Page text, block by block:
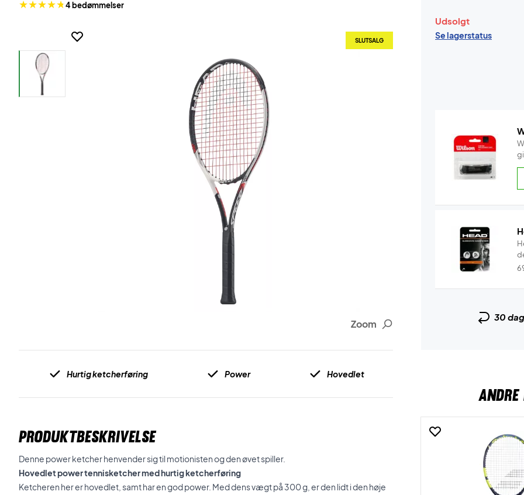
4 bedømmelser
Zoom
SLUTSALG
Hurtig ketcherføring Power Hovedlet
PRODUKTBESKRIVELSE
Denne power ketcher henvender sig til motionisten og den øvet spiller.
Hovedlet power tennisketcher med hurtig ketcherføring
Ketcheren her er hovedlet, samt har en god power. Med dens vægt på 300 g, er den lidt i den høje
Udsolgt
Se lagerstatus
30